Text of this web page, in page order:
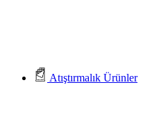
Atıştırmalık Ürünler